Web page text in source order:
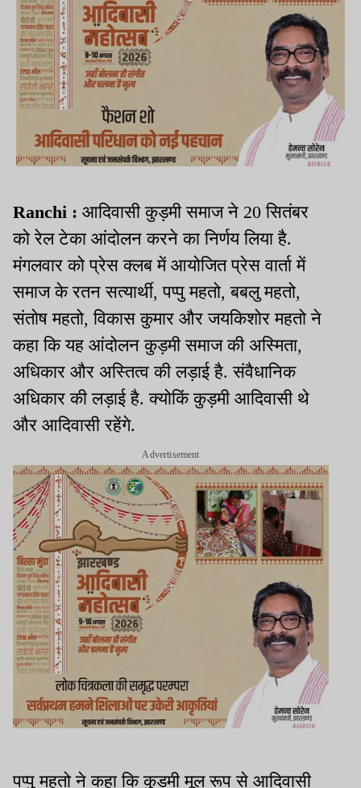
Ranchi : आदिवासी कुड़मी समाज ने 20 सितंबर
को रेल टेका आंदोलन करने का निर्णय लिया है.
मंगलवार को प्रेस क्लब में आयोजित प्रेस वार्ता में
समाज के रतन सत्यार्थी, पप्पु महतो, बबलु महतो,
संतोष महतो, विकास कुमार और जयकिशोर महतो ने
कहा कि यह आंदोलन कुड़मी समाज की अस्मिता,
अधिकार और अस्तित्व की लड़ाई है. संवैधानिक
अधिकार की लड़ाई है. क्योकिं कुड़मी आदिवासी थे
और आदिवासी रहेंगे.
Advertisement
पप्पु महतो ने कहा कि कुड़मी मूल रूप से आदिवासी